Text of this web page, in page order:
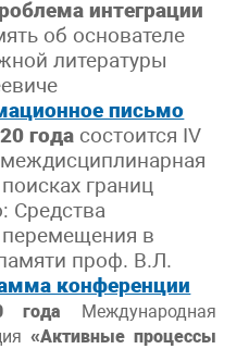
интеграции
об основателе
литературы
письмо
года состоится IV
границ
Средства
в
проф. В.Л.
конференции
года Международная
«Активные процессы